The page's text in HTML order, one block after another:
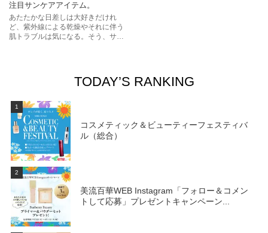
ドクターシーラボ イソップ
SHISEIDO
注目サンケアアイテム。
あたたかな日差しは大好きだけれ
ど、紫外線による乾燥やそれに伴う
肌トラブルは気になる。そう、サン
てくれるサンケアアイテムに注目。TODAY’S RANKING
1
コスメティック＆ビューティーフェスティバ
ル（総合）
2
美流百華WEB Instagram「フォロー＆コメン
トして応募」プレゼントキャンペーン...